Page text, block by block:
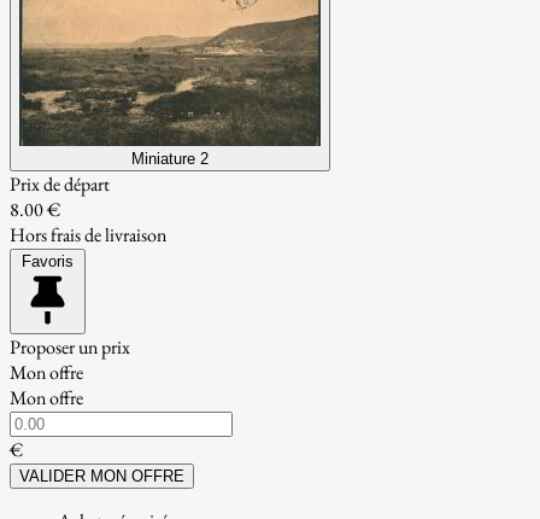
Miniature 2
Prix de départ
8.00 €
Hors frais de livraison
Favoris
Proposer un prix
Mon offre
Mon offre
€
VALIDER MON OFFRE